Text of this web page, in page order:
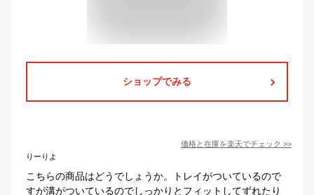
ショップでみる
価格と在庫を楽天でチェック >>
りーりよ
こちらの商品はどうでしょうか。トレイがついているので
すが溝がついているのでしっかりとフィットしてずれたり